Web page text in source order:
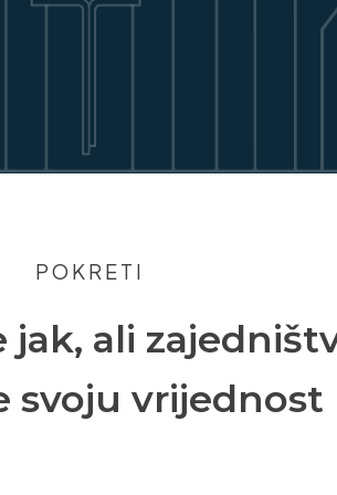
POKRETI
jak, ali
svoju vrijednost